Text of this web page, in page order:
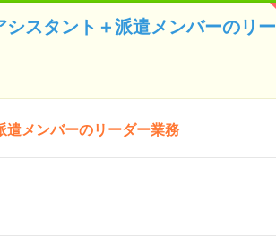
シスタント＋派遣メンバーのリー
遣メンバーのリーダー業務